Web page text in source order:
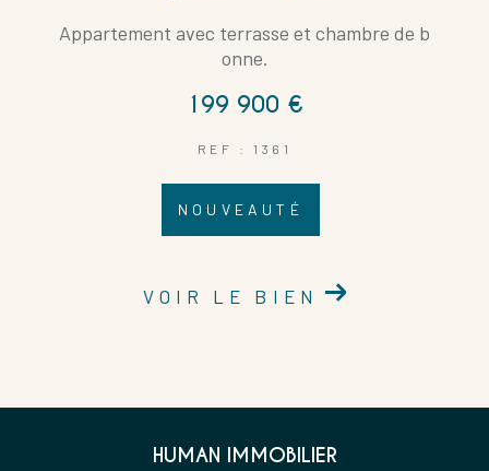
Appartement avec terrasse et chambre de b
onne.
199 900 €
REF : 1361
NOUVEAUTÉ
VOIR LE BIEN
HUMAN IMMOBILIER